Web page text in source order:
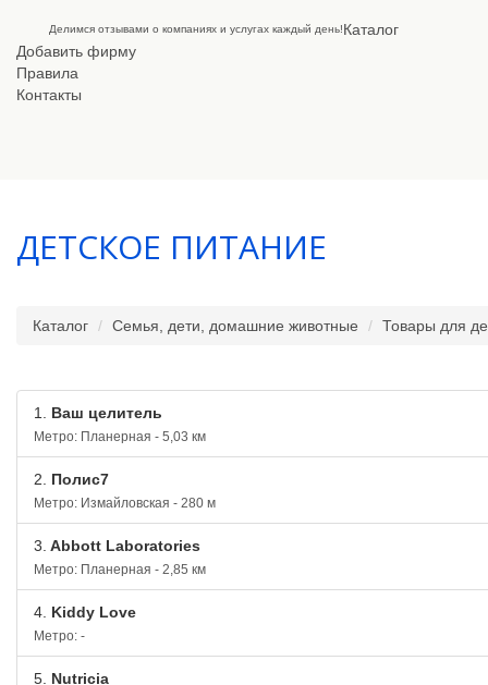
Делимся отзывами о компаниях и услугах каждый день!Каталог
Добавить фирму
Правила
Контакты
ДЕТСКОЕ ПИТАНИЕ
Каталог Семья, дети, домашние животные Товары для
1. Ваш целитель
Метро: Планерная - 5,03 км
2. Полис7
Метро: Измайловская - 280 м
3. Abbott Laboratories
Метро: Планерная - 2,85 км
4. Kiddy Love
Метро: -
5. Nutricia